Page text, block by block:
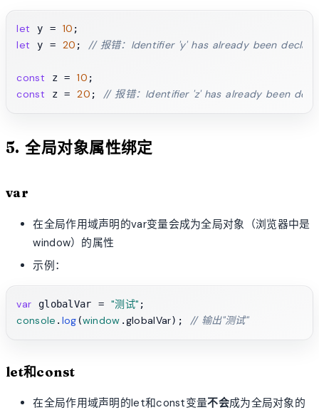
let y = 10
let y = 20 ; // 报错：Identifier 'y' has already been
const z = 10
const z = 20 ; // 报错：Identifier 'z' has already been
5. 全局对象属性绑定
var
在全局作用域声明的var变量会成为全局对象（浏览器中是
window）的属性
示例：
var globalVar = "测试"
console . log (window .globalVar); // 输出"测试"
let和const
在全局作用域声明的let和const变量不会成为全局对象的